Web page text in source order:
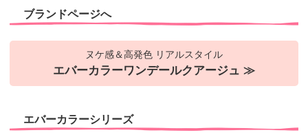
ブランドページへ
ヌケ感＆高発色 リアルスタイル
エバーカラーワンデールクアージュ ≫
エバーカラーシリーズ